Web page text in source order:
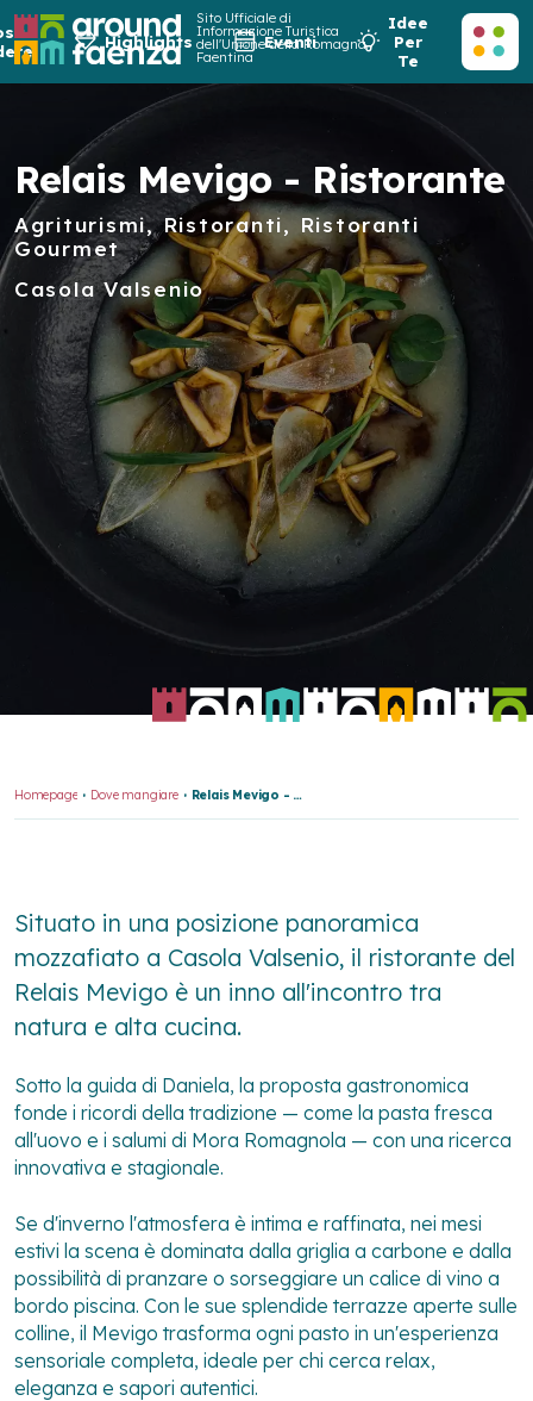
Sito Ufficiale di
Informazione Turistica
dell'Unione della Romagna
Faentina
Highlights Eventi
Idee
Per
Te
Relais Mevigo - Ristorante
Agriturismi, Ristoranti, Ristoranti
Gourmet
Casola Valsenio
Homepage Dove mangiare Relais Mevigo - Ristorante
Situato in una posizione panoramica
mozzafiato a Casola Valsenio, il ristorante del
Relais Mevigo è un inno all'incontro tra
natura e alta cucina.
Sotto la guida di Daniela, la proposta gastronomica
fonde i ricordi della tradizione — come la pasta fresca
all'uovo e i salumi di Mora Romagnola — con una ricerca
innovativa e stagionale.
Se d'inverno l'atmosfera è intima e raffinata, nei mesi
estivi la scena è dominata dalla griglia a carbone e dalla
possibilità di pranzare o sorseggiare un calice di vino a
bordo piscina. Con le sue splendide terrazze aperte sulle
colline, il Mevigo trasforma ogni pasto in un'esperienza
sensoriale completa, ideale per chi cerca relax,
eleganza e sapori autentici.